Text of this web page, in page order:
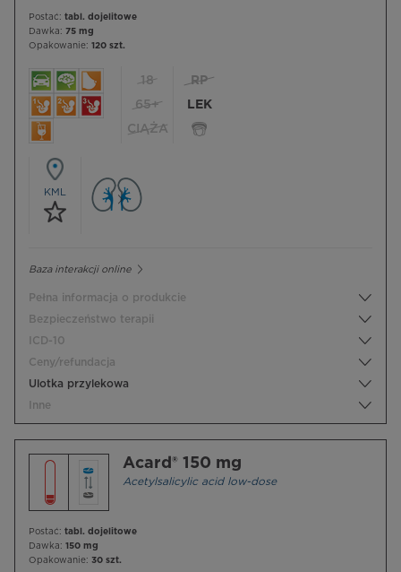
Postać: tabl. dojelitowe
Dawka: 75 mg
Opakowanie: 120 szt.
18
65+
CIĄŻA
RP
LEK
KML
Baza interakcji online
Pełna informacja o produkcie
Bezpieczeństwo terapii
ICD-10
Ceny/refundacja
Ulotka przylekowa
Inne
Acard® 150 mg
Acetylsalicylic acid low-dose
Postać: tabl. dojelitowe
Dawka: 150 mg
Opakowanie: 30 szt.